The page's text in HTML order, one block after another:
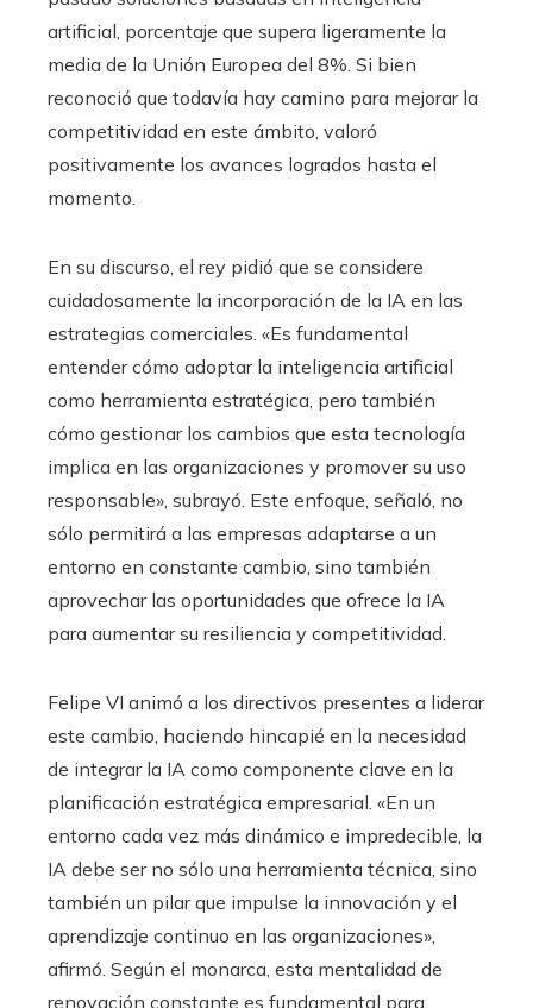
artificial, porcentaje que supera ligeramente la
media de la Unión Europea del 8%. Si bien
reconoció que todavía hay camino para mejorar la
competitividad en este ámbito, valoró
positivamente los avances logrados hasta el
momento.
En su discurso, el rey pidió que se considere
cuidadosamente la incorporación de la IA en las
estrategias comerciales. «Es fundamental
entender cómo adoptar la inteligencia artificial
como herramienta estratégica, pero también
cómo gestionar los cambios que esta tecnología
implica en las organizaciones y promover su uso
responsable», subrayó. Este enfoque, señaló, no
sólo permitirá a las empresas adaptarse a un
entorno en constante cambio, sino también
aprovechar las oportunidades que ofrece la IA
para aumentar su resiliencia y competitividad.
Felipe VI animó a los directivos presentes a liderar
este cambio, haciendo hincapié en la necesidad
de integrar la IA como componente clave en la
planificación estratégica empresarial. «En un
entorno cada vez más dinámico e impredecible, la
IA debe ser no sólo una herramienta técnica, sino
también un pilar que impulse la innovación y el
aprendizaje continuo en las organizaciones»,
afirmó. Según el monarca, esta mentalidad de
renovación constante es fundamental para